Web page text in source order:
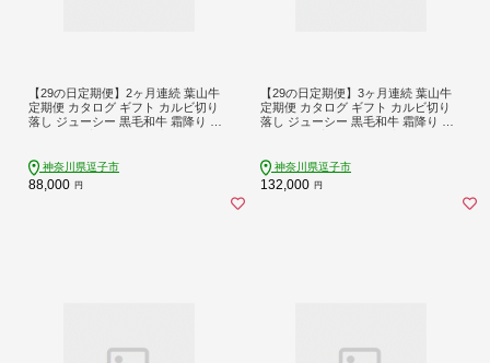
【29の日定期便】2ヶ月連続 葉山牛
定期便 カタログ ギフト カルビ切り
落し ジューシー 黒毛和牛 霜降り 赤
牛肉店 神奈川県 逗子市
神奈川県逗子市
88,000 円
【29の日定期便】3ヶ月連続 葉山牛
定期便 カタログ ギフト カルビ切り
落し ジューシー 黒毛和牛 霜降り 赤
牛肉店 神奈川県 逗子市
神奈川県逗子市
132,000 円